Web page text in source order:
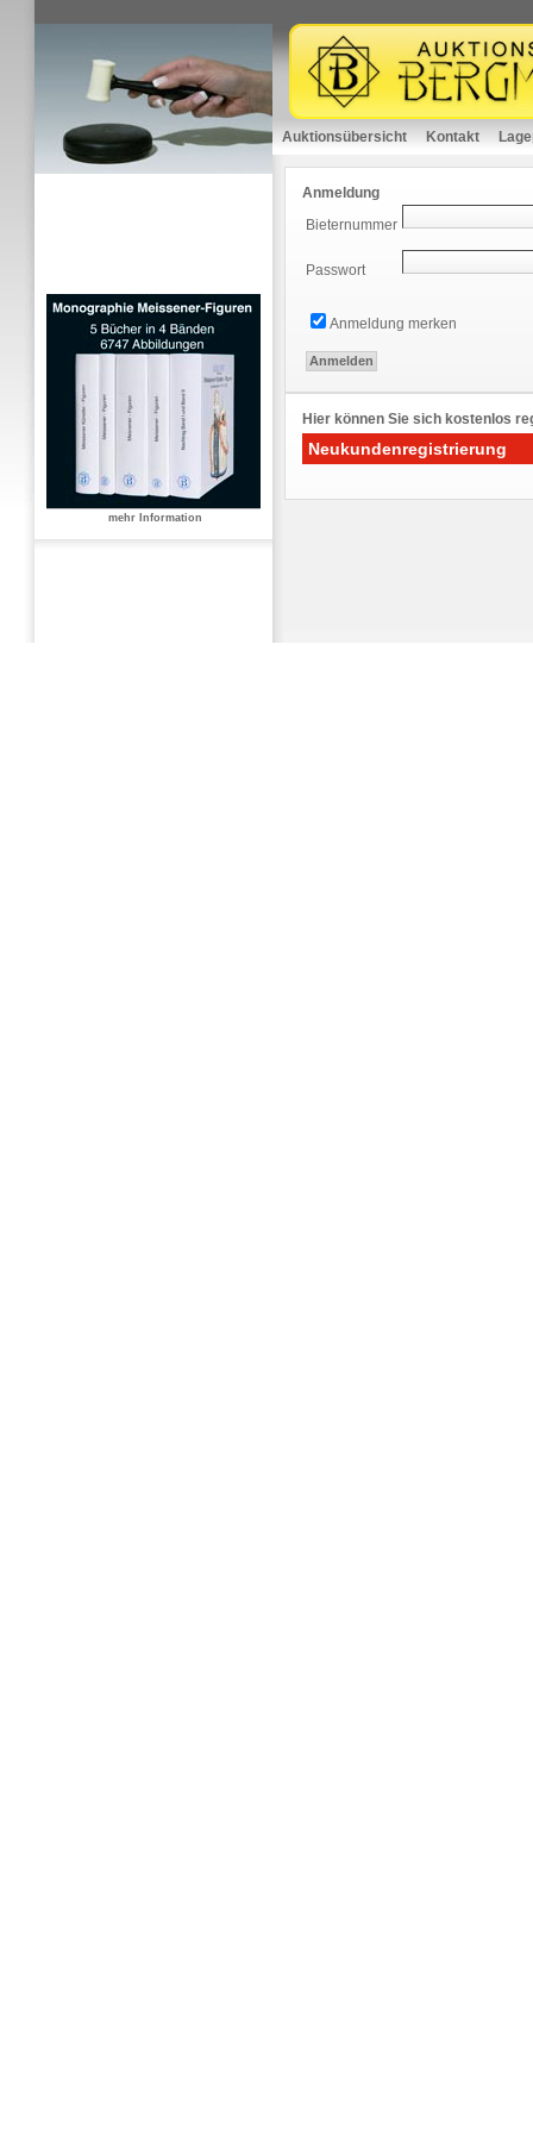
mehr Information
Auktionsübersicht Kontakt
Anmeldung
Bieternummer
Passwort
Anmeldung merken
Hier können Sie sich kostenlos
Neukundenregistrierung